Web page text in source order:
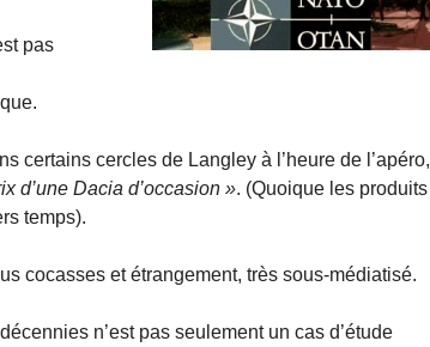
pas
certains cercles de Langley à l’heure de l’apéro,
d’une Dacia d’occasion ». (Quoique les produits
temps).
cocasses et étrangement, très sous-médiatisé.
n’est pas seulement un cas d’étude